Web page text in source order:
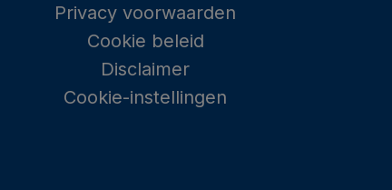
Privacy voorwaarden
Cookie beleid
Disclaimer
Cookie-instellingen